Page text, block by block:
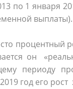
по 1 января
выплаты).
процентный
он
периоду
год его